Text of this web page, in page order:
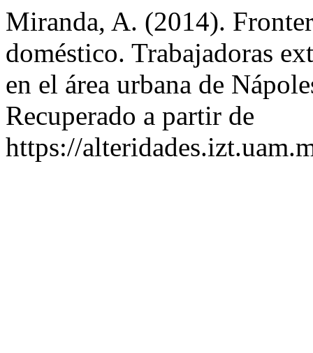
Miranda, A. (2014).
doméstico. Trabajadoras
en el área urbana de
Recuperado a partir de
https://